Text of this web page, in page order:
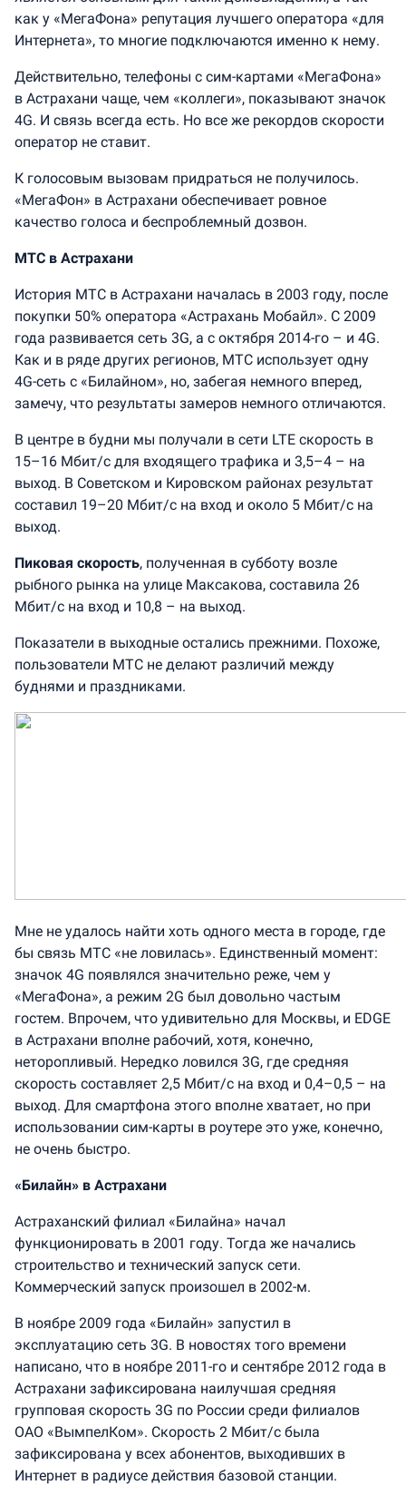
как у «МегаФона» репутация лучшего оператора «для
Интернета», то многие подключаются именно к нему.
Действительно, телефоны с сим-картами «МегаФона»
в Астрахани чаще, чем «коллеги», показывают значок
4G. И связь всегда есть. Но все же рекордов скорости
оператор не ставит.
К голосовым вызовам придраться не получилось.
«МегаФон» в Астрахани обеспечивает ровное
качество голоса и беспроблемный дозвон.
МТС в Астрахани
История МТС в Астрахани началась в 2003 году, после
покупки 50% оператора «Астрахань Мобайл». С 2009
года развивается сеть 3G, а с октября 2014-го – и 4G.
Как и в ряде других регионов, МТС использует одну
4G-сеть с «Билайном», но, забегая немного вперед,
замечу, что результаты замеров немного отличаются.
В центре в будни мы получали в сети LTE скорость в
15–16 Мбит/с для входящего трафика и 3,5–4 – на
выход. В Советском и Кировском районах результат
составил 19–20 Мбит/с на вход и около 5 Мбит/с на
выход.
Пиковая скорость, полученная в субботу возле
рыбного рынка на улице Максакова, составила 26
Мбит/с на вход и 10,8 – на выход.
Показатели в выходные остались прежними. Похоже,
пользователи МТС не делают различий между
буднями и праздниками.
Мне не удалось найти хоть одного места в городе, где
бы связь МТС «не ловилась». Единственный момент:
значок 4G появлялся значительно реже, чем у
«МегаФона», а режим 2G был довольно частым
гостем. Впрочем, что удивительно для Москвы, и EDGE
в Астрахани вполне рабочий, хотя, конечно,
неторопливый. Нередко ловился 3G, где средняя
скорость составляет 2,5 Мбит/с на вход и 0,4–0,5 – на
выход. Для смартфона этого вполне хватает, но при
использовании сим-карты в роутере это уже, конечно,
не очень быстро.
«Билайн» в Астрахани
Астраханский филиал «Билайна» начал
функционировать в 2001 году. Тогда же начались
строительство и технический запуск сети.
Коммерческий запуск произошел в 2002-м.
В ноябре 2009 года «Билайн» запустил в
эксплуатацию сеть 3G. В новостях того времени
написано, что в ноябре 2011-го и сентябре 2012 года в
Астрахани зафиксирована наилучшая средняя
групповая скорость 3G по России среди филиалов
ОАО «ВымпелКом». Скорость 2 Мбит/с была
зафиксирована у всех абонентов, выходивших в
Интернет в радиусе действия базовой станции.